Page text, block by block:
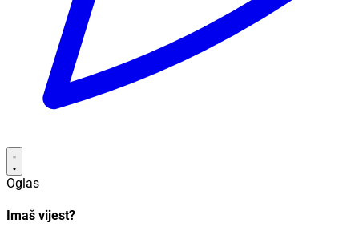
Oglas
Imaš vijest?